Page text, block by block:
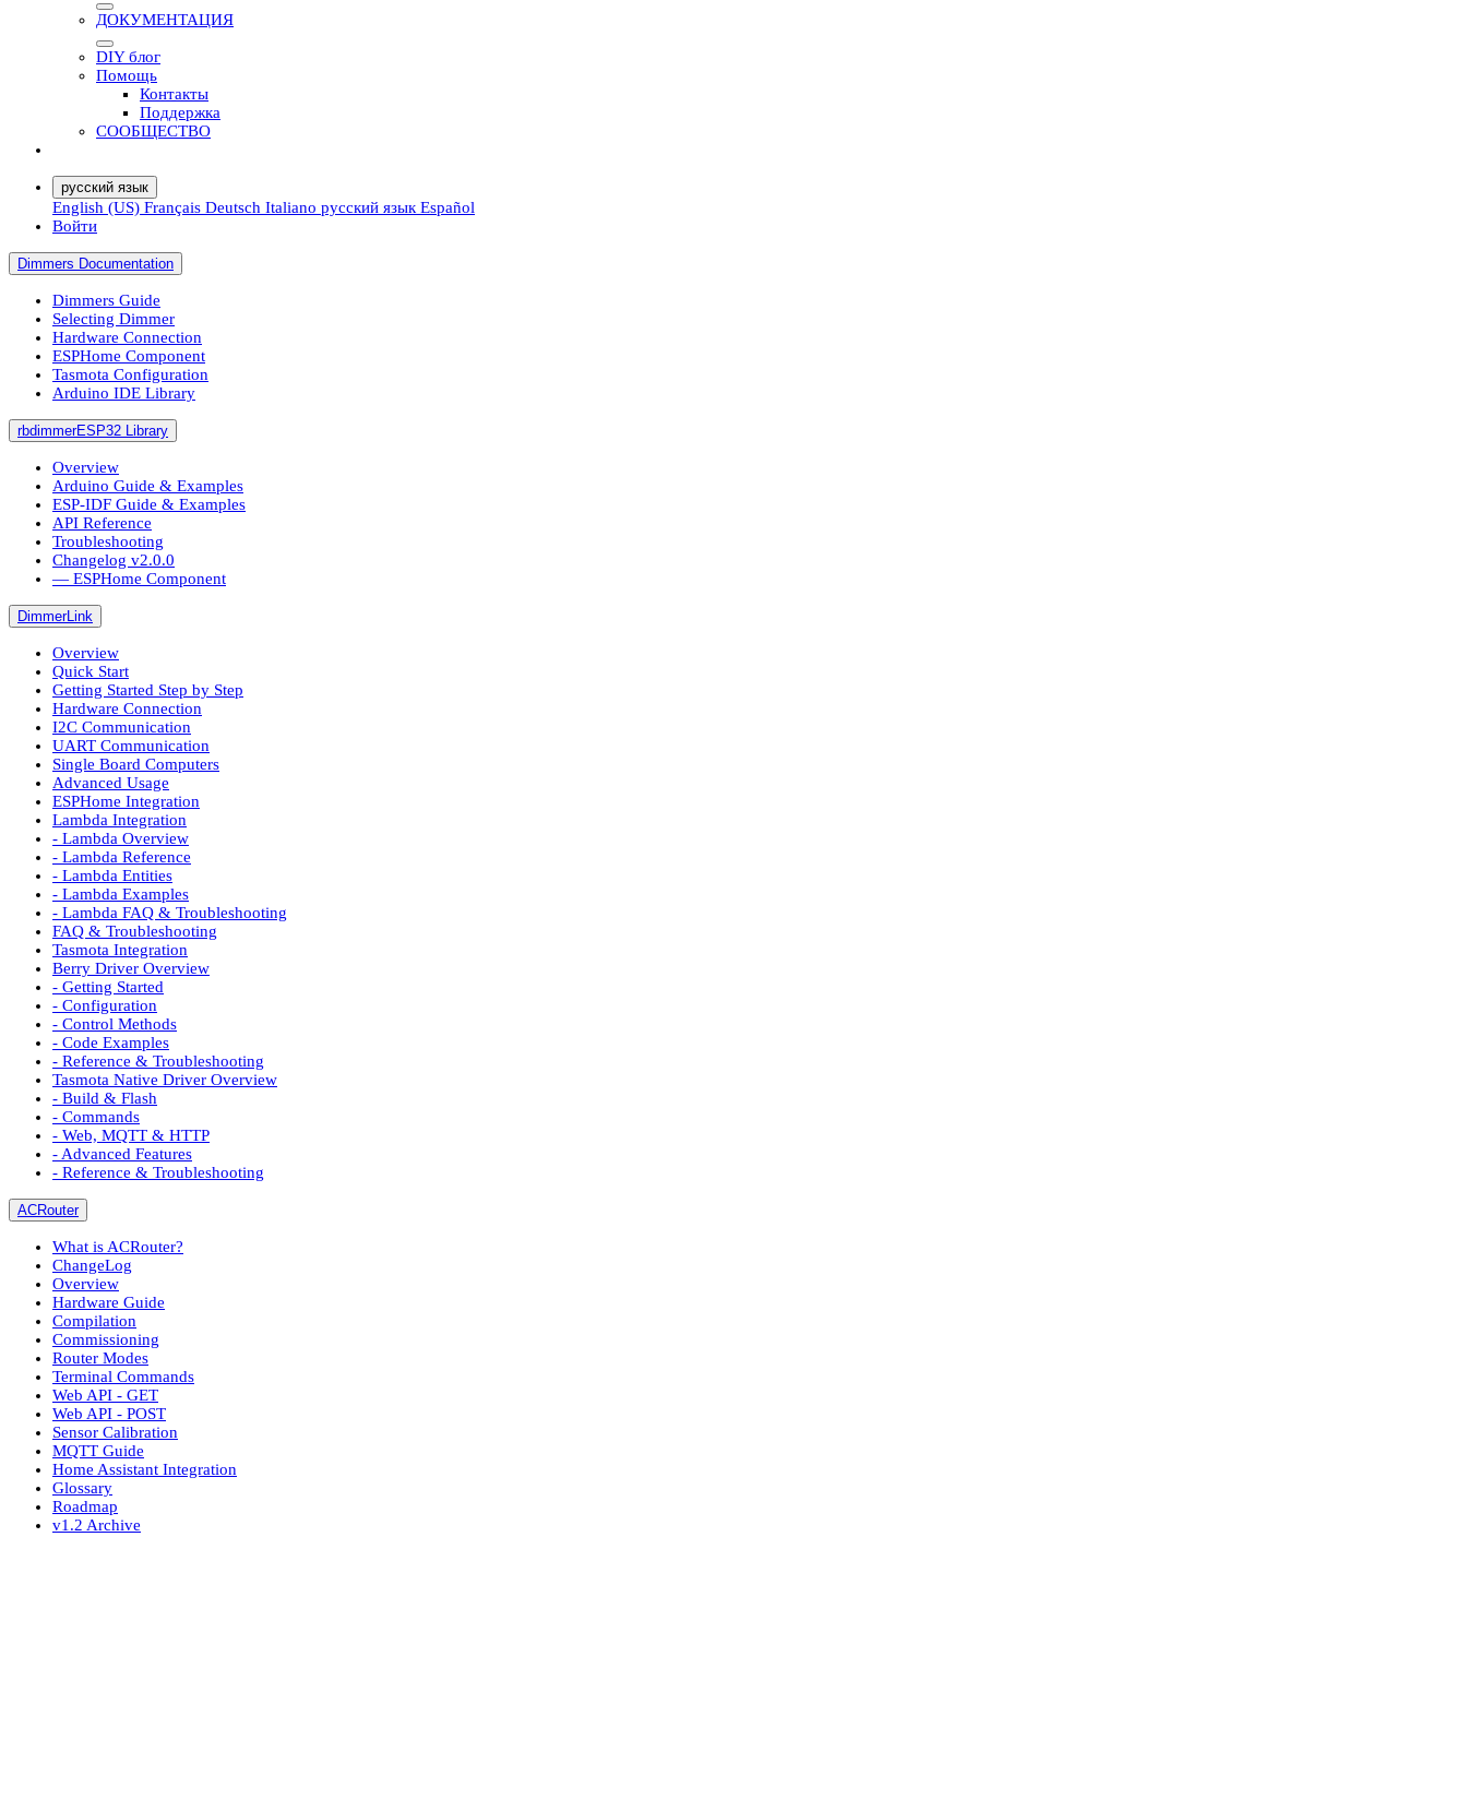
ДОКУМЕНТАЦИЯ
DIY блог
Помощь
Контакты
Поддержка
СООБЩЕСТВО
русский язык
English (US) Français Deutsch Italiano русский язык Español
Войти
Dimmers Documentation
Dimmers Guide
Selecting Dimmer
Hardware Connection
ESPHome Component
Tasmota Configuration
Arduino IDE Library
rbdimmerESP32 Library
Overview
Arduino Guide & Examples
ESP-IDF Guide & Examples
API Reference
Troubleshooting
Changelog v2.0.0
― ESPHome Component
DimmerLink
Overview
Quick Start
Getting Started Step by Step
Hardware Connection
I2C Communication
UART Communication
Single Board Computers
Advanced Usage
ESPHome Integration
Lambda Integration
- Lambda Overview
- Lambda Reference
- Lambda Entities
- Lambda Examples
- Lambda FAQ & Troubleshooting
FAQ & Troubleshooting
Tasmota Integration
Berry Driver Overview
- Getting Started
- Configuration
- Control Methods
- Code Examples
- Reference & Troubleshooting
Tasmota Native Driver Overview
- Build & Flash
- Commands
- Web, MQTT & HTTP
- Advanced Features
- Reference & Troubleshooting
ACRouter
What is ACRouter?
ChangeLog
Overview
Hardware Guide
Compilation
Commissioning
Router Modes
Terminal Commands
Web API - GET
Web API - POST
Sensor Calibration
MQTT Guide
Home Assistant Integration
Glossary
Roadmap
v1.2 Archive